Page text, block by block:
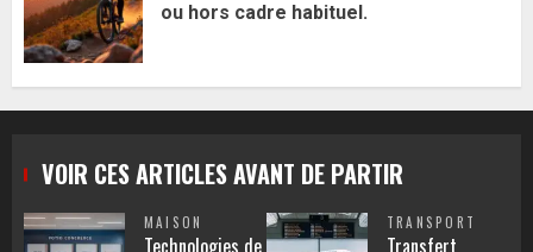
ou hors cadre habituel.
VOIR CES ARTICLES AVANT DE PARTIR
MAISON
Technologies de
TRANSPORT
Transfert